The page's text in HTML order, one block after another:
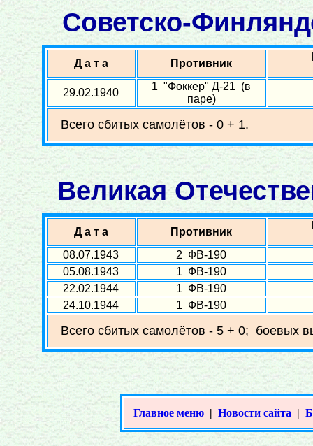
Советско-
Д а т а Противник
29.02.1940
1 "Фоккер" Д-21 (в
паре)
Всего сбитых самолётов - 0 + 1.
Великая
Д а т а Противник
08.07.1943
2 ФВ-190
05.08.1943
1 ФВ-190
22.02.1944
1 ФВ-190
24.10.1944
1 ФВ-190
Всего сбитых самолётов - 5 + 0; боевых
Главное меню | Новости сайта |